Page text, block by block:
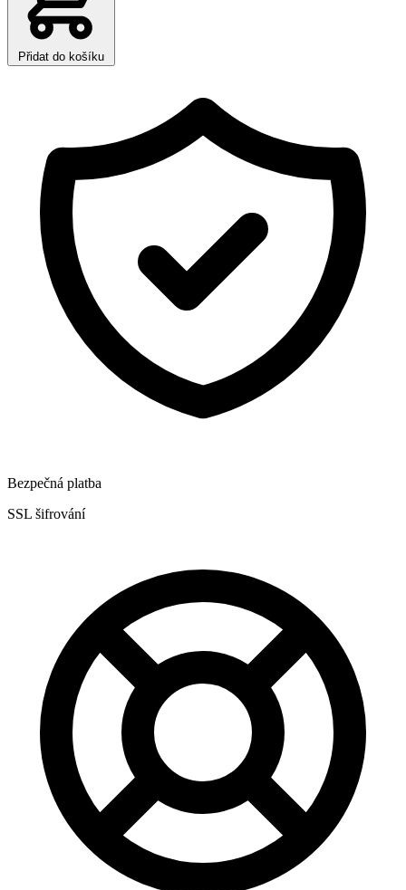
Přidat do košíku
Bezpečná platba
SSL šifrování